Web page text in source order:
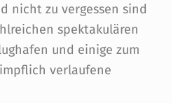
nicht zu vergessen sind
spektakulären
und einige zum
verlaufene